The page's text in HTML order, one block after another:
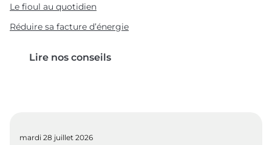
Le fioul au quotidien
Réduire sa facture d’énergie
Lire nos conseils
mardi 28 juillet 2026